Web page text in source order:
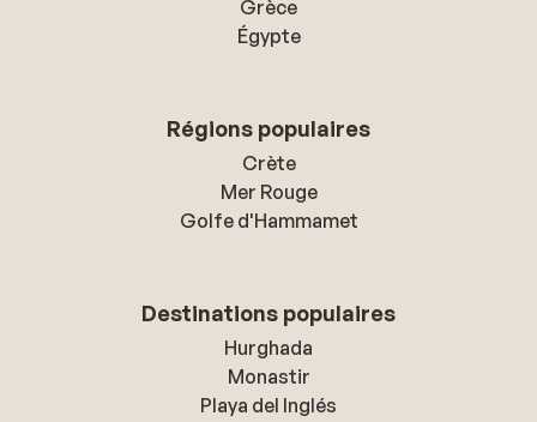
Grèce
Égypte
Régions populaires
Crète
Mer Rouge
Golfe d'Hammamet
Destinations populaires
Hurghada
Monastir
Playa del Inglés